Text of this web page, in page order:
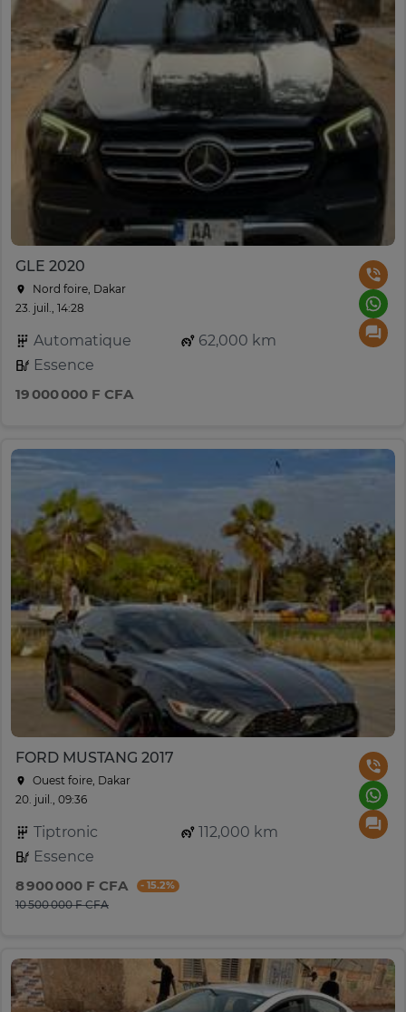
GLE 2020
Nord foire, Dakar
23. juil., 14:28
Automatique
62,000 km
Essence
19 000 000 F CFA
FORD MUSTANG 2017
Ouest foire, Dakar
20. juil., 09:36
Tiptronic
112,000 km
Essence
8 900 000 F CFA
- 15.2%
10 500 000 F CFA